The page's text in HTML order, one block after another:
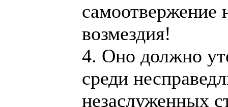
самоотвержение
возмездия!
4. Оно должно
среди
незаслуженных